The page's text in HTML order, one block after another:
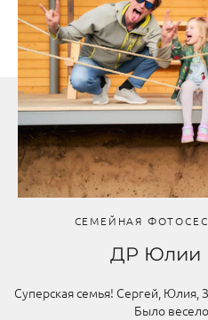
СЕМЕЙНАЯ
ДР Юлии
Суперская семья! Сергей, Юлия,
Было